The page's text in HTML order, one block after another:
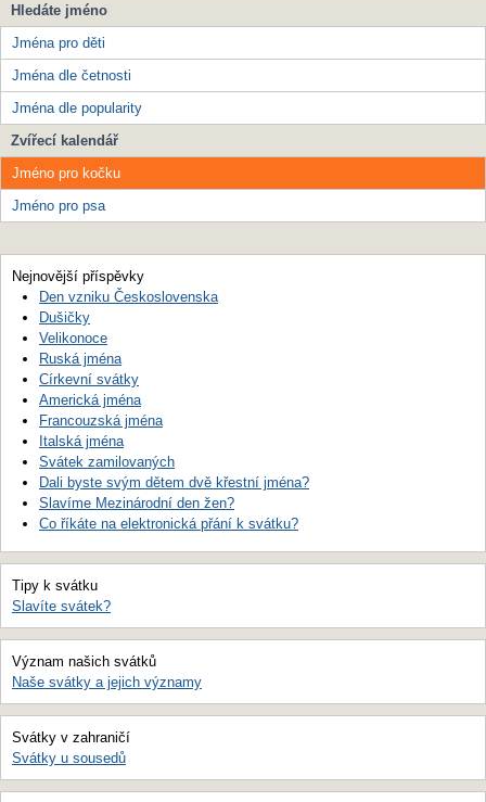
Hledáte jméno
Jména pro děti
Jména dle četnosti
Jména dle popularity
Zvířecí kalendář
Jméno pro kočku
Jméno pro psa
Nejnovější příspěvky
Den vzniku Československa
Dušičky
Velikonoce
Ruská jména
Církevní svátky
Americká jména
Francouzská jména
Italská jména
Svátek zamilovaných
Dali byste svým dětem dvě křestní jména?
Slavíme Mezinárodní den žen?
Co říkáte na elektronická přání k svátku?
Tipy k svátku
Slavíte svátek?
Význam našich svátků
Naše svátky a jejich významy
Svátky v zahraničí
Svátky u sousedů